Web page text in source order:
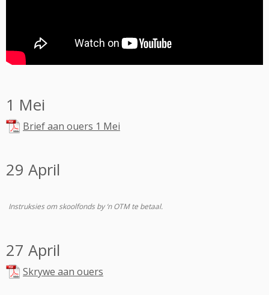
1 Mei
Brief aan ouers 1 Mei
29 April
Instruksies om skoolfonds by ‘n OTM te betaal.
27 April
Skrywe aan ouers